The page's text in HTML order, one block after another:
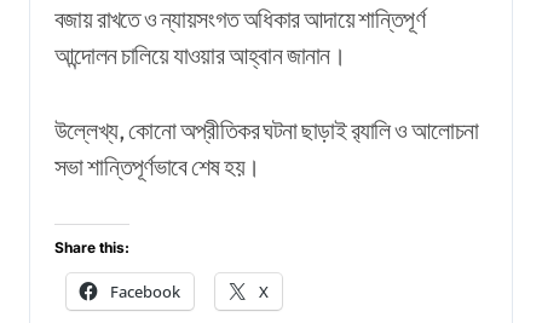
বজায় রাখতে ও ন্যায়সংগত অধিকার আদায়ে শান্তিপূর্ণ
আন্দোলন চালিয়ে যাওয়ার আহ্বান জানান।
উল্লেখ্য, কোনো অপ্রীতিকর ঘটনা ছাড়াই র‍্যালি ও আলোচনা
সভা শান্তিপূর্ণভাবে শেষ হয়।
Share this:
Facebook X